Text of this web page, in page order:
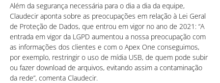
Além da segurança necessária para o dia a dia da equipe,
Claudecir aponta sobre as preocupações em relação à Lei Geral
de Proteção de Dados, que entrou em vigor no ano de 2021: “A
entrada em vigor da LGPD aumentou a nossa preocupação com
as informações dos clientes e com o Apex One conseguimos,
por exemplo, restringir o uso de mídia USB, de quem pode subir
ou fazer download de arquivos, evitando assim a contaminação
da rede”, comenta Claudecir.